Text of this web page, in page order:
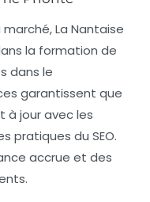
La Nantaise
la formation de
dans le
garantissent que
à jour avec les
pratiques du SEO.
accrue et des